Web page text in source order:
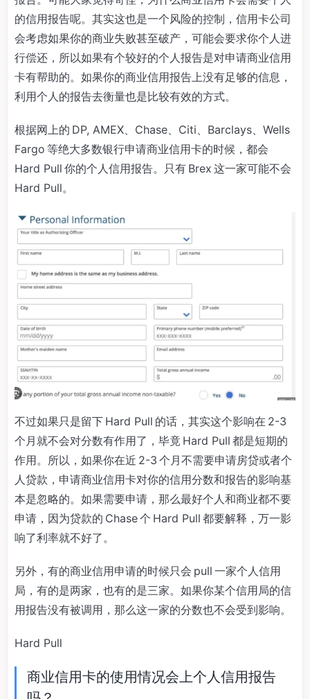
的信用报告呢。其实这也是一个风险的控制，信用卡公司
会考虑如果你的商业失败甚至破产，可能会要求你个人进
行偿还，所以如果有个较好的个人报告是对申请商业信用
卡有帮助的。如果你的商业信用报告上没有足够的信息，
利用个人的报告去衡量也是比较有效的方式。
根据网上的 DP, AMEX、Chase、Citi、Barclays、Wells
Fargo 等绝大多数银行申请商业信用卡的时候，都会
Hard Pull 你的个人信用报告。只有 Brex 这一家可能不会
Hard Pull。
不过如果只是留下 Hard Pull 的话，其实这个影响在 2-3
个月就不会对分数有作用了，毕竟 Hard Pull 都是短期的
作用。所以，如果你在近 2-3 个月不需要申请房贷或者个
人贷款，申请商业信用卡对你的信用分数和报告的影响基
本是忽略的。如果需要申请，那么最好个人和商业都不要
申请，因为贷款的 Chase 个 Hard Pull 都要解释，万一影
响了利率就不好了。
另外，有的商业信用申请的时候只会 pull 一家个人信用
局，有的是两家，也有的是三家。如果你某个信用局的信
用报告没有被调用，那么这一家的分数也不会受到影响。
Hard Pull
商业信用卡的使用情况会上个人信用报告